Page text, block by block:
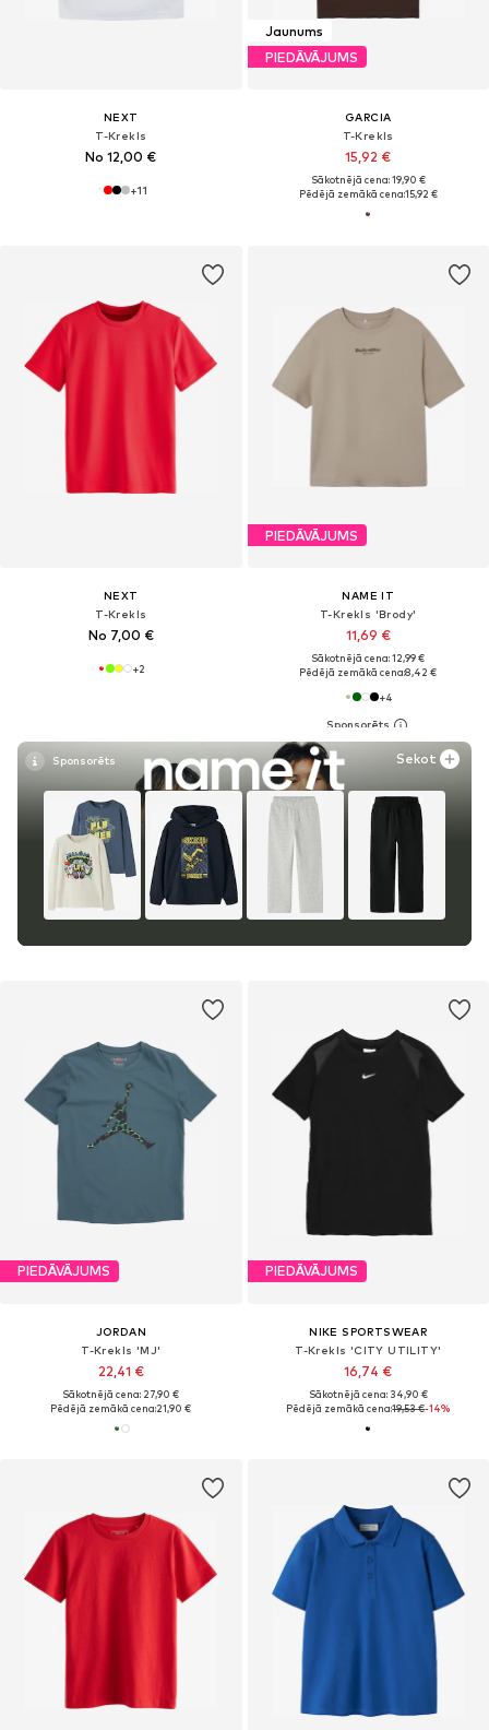
NEXT
T-Krekls
No 12,00 €
+11
Jaunums
PIEDĀVĀJUMS
GARCIA
T-Krekls
15,92 €
Sākotnējā cena: 19,90 €
Pēdējā zemākā cena:15,92 €
NEXT
T-Krekls
No 7,00 €
+2
Sekot
PIEDĀVĀJUMS
NAME IT
T-Krekls 'Brody'
11,69 €
Sākotnējā cena: 12,99 €
Pēdējā zemākā cena:8,42 €
+4
PIEDĀVĀJUMS
JORDAN
T-Krekls 'MJ'
22,41 €
Sākotnējā cena: 27,90 €
Pēdējā zemākā cena:21,90 €
PIEDĀVĀJUMS
NIKE SPORTSWEAR
T-Krekls 'CITY UTILITY'
16,74 €
Sākotnējā cena: 34,90 €
Pēdējā zemākā cena:19,53 €-14%